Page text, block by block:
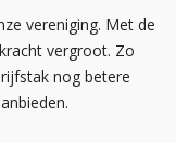
vereniging. Met de
vergroot. Zo
nog betere